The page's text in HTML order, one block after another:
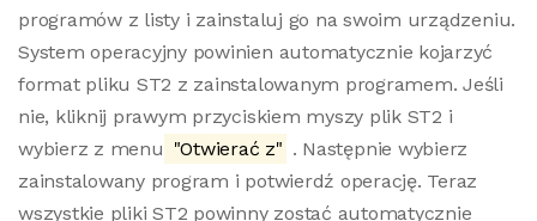
programów z listy i zainstaluj go na swoim urządzeniu.
System operacyjny powinien automatycznie kojarzyć
format pliku ST2 z zainstalowanym programem. Jeśli
nie, kliknij prawym przyciskiem myszy plik ST2 i
wybierz z menu "Otwierać z" . Następnie wybierz
zainstalowany program i potwierdź operację. Teraz
wszystkie pliki ST2 powinny zostać automatycznie